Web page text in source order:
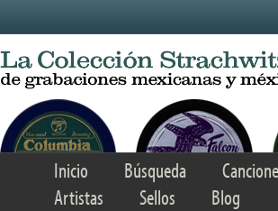
Inicio Búsqueda
Artistas
Sellos Blog